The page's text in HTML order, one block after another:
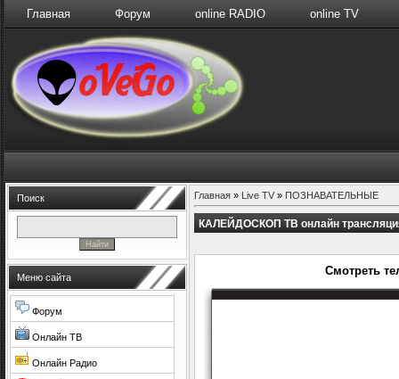
Главная Форум online RADIO online TV
Поиск
Меню сайта
Форум
Онлайн ТВ
Онлайн Радио
Главная » Live TV » ПОЗНАВАТЕЛЬНЫЕ
КАЛЕЙДОСКОП ТВ онлайн
Смотреть